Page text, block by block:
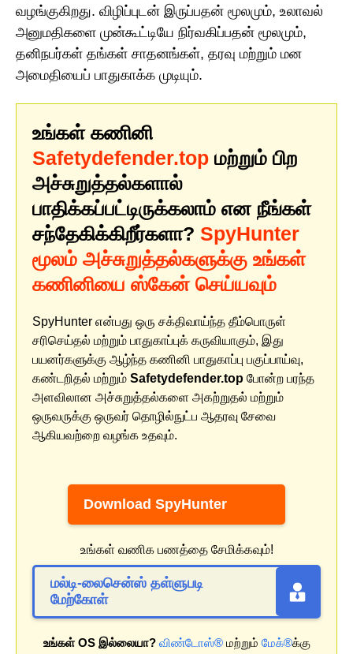
வழங்குகிறது. விழிப்புடன் இருப்பதன் மூலமும், உலாவல்
அனுமதிகளை முன்கூட்டியே நிர்வகிப்பதன் மூலமும்,
தனிநபர்கள் தங்கள் சாதனங்கள், தரவு மற்றும் மன
அமைதியைப் பாதுகாக்க முடியும்.
உங்கள் கணினி
Safetydefender.top மற்றும் பிற
அச்சுறுத்தல்களால்
பாதிக்கப்பட்டிருக்கலாம் என நீங்கள்
சந்தேகிக்கிறீர்களா? SpyHunter
மூலம் அச்சுறுத்தல்களுக்கு உங்கள்
கணினியை ஸ்கேன் செய்யவும்
SpyHunter என்பது ஒரு சக்திவாய்ந்த தீம்பொருள்
சரிசெய்தல் மற்றும் பாதுகாப்புக் கருவியாகும், இது
பயனர்களுக்கு ஆழ்ந்த கணினி பாதுகாப்பு பகுப்பாய்வு,
கண்டறிதல் மற்றும் Safetydefender.top போன்ற பரந்த
அளவிலான அச்சுறுத்தல்களை அகற்றுதல் மற்றும்
ஒருவருக்கு ஒருவர் தொழில்நுட்ப ஆதரவு சேவை
ஆகியவற்றை வழங்க உதவும்.
Download SpyHunter
உங்கள் வணிக பணத்தை சேமிக்கவும்!
மல்டி-லைசென்ஸ் தள்ளுபடி
மேற்கோள்
உங்கள் OS இல்லையா? விண்டோஸ்®மற்றும் மேக்®க்கு